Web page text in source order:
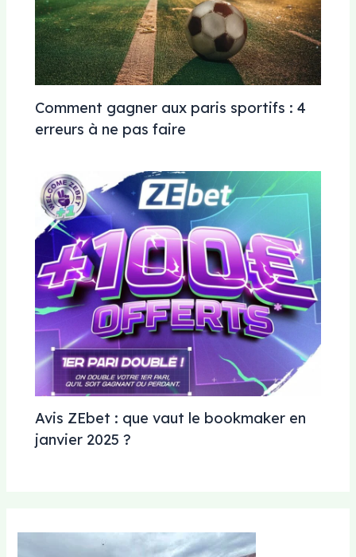
Comment gagner aux paris sportifs : 4
erreurs à ne pas faire
Avis ZEbet : que vaut le bookmaker en
janvier 2025 ?